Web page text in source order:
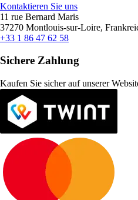
Kontaktieren Sie uns
11 rue Bernard Maris
37270 Montlouis-sur-Loire,
+33 1 86 47 62 58
Sichere Zahlung
Kaufen Sie sicher auf unserer